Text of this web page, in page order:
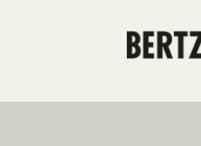
Zur
Navigation
Zum
Inhalt